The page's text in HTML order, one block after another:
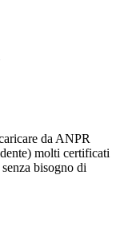
da ANPR
molti certificati
bisogno di